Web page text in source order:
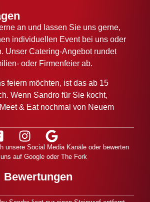
an und lassen Sie uns gerne,
individuellen Event bei uns oder
Unser Catering-Angebot rundet
oder Firmenfeier ab.
feiern möchten, ist das ab 15
Wenn Sandro für Sie kocht,
& Eat nochmal von Neuem
unsere Social Media Kanäle oder bewerten
auf Google oder The Fork
Bewertungen